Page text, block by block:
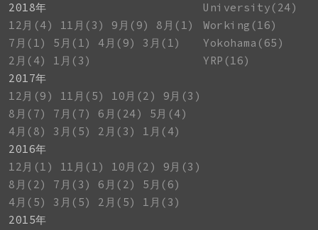
2018年
12月(4)
11月(3) 9月(9)
8月(1)
7月(1)
5月(1) 4月(9)
3月(1)
2月(4)
1月(3)
2017年
12月(9)
11月(5) 10月(2)
9月(3)
8月(7)
7月(7) 6月(24)
5月(4)
4月(8)
3月(5) 2月(3)
1月(4)
2016年
12月(1)
11月(1) 10月(2)
9月(3)
8月(2)
7月(3) 6月(2)
5月(6)
4月(5)
3月(5) 2月(5)
1月(3)
2015年
University(24)
Working(16)
Yokohama(65)
YRP(16)